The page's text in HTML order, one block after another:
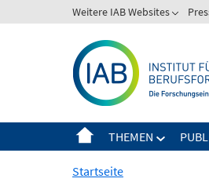
zum
Weitere IAB Websites
THEMEN
Startseite